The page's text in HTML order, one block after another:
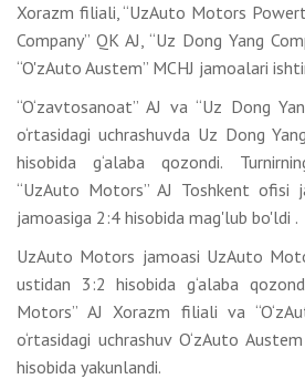
Xorazm filiali, “UzAuto Motors
Company” QK AJ, “Uz Dong Yang
“O'zAuto Austem” MCHJ jamoalari
“O‘zavtosanoat” AJ va “Uz Dong
o‘rtasidagi uchrashuvda Uz Dong
hisobida g‘alaba qozondi.
“UzAuto Motors” AJ Toshkent ofisi
jamoasiga 2:4 hisobida mag'lub bo'ldi .
UzAuto Motors jamoasi UzAuto
ustidan 3:2 hisobida g‘alaba
Motors” AJ Xorazm filiali va
o‘rtasidagi uchrashuv O‘zAuto
hisobida yakunlandi.